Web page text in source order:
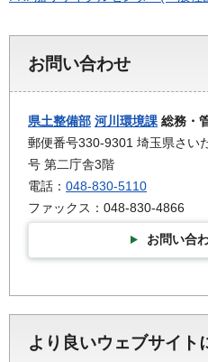
お問い合わせ
県土整備部 河川環境課 総務・
郵便番号330-9301 埼玉県さい
号 第二庁舎3階
電話： 048-830-5110
ファックス：048-830-4866
お問い合
より良いウェブサイト